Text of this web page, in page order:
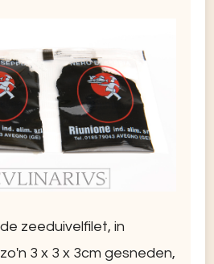
zeeduivelfilet, in
3 x 3 x 3cm gesneden,